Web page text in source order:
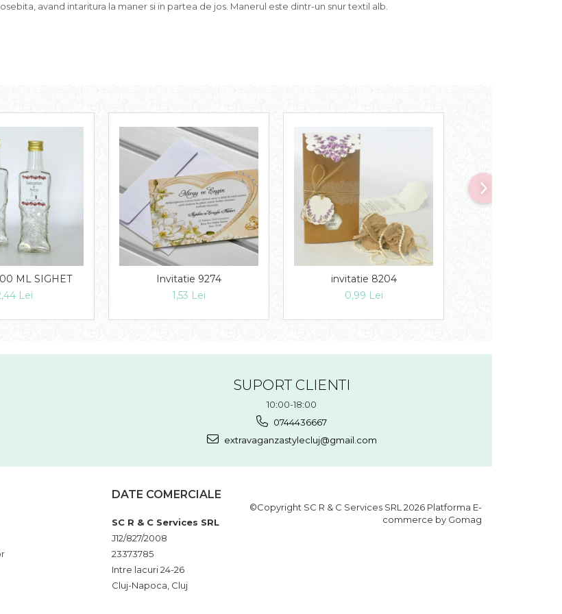
avand intaritura la maner si in partea de jos. Manerul este dintr-un snur textil alb.
ML SIGHET
Lei
Invitatie 9274
1,53 Lei
invitatie 8204
0,99 Lei
SUPORT CLIENTI
10:00-18:00
0744436667
extravaganzastylecluj@gmail.com
DATE COMERCIALE
SC R & C Services SRL
J12/827/2008
23373785
Intre lacuri 24-26
Cluj-Napoca, Cluj
©Copyright SC R & C Services SRL 2026 Platforma E-
commerce by Gomag